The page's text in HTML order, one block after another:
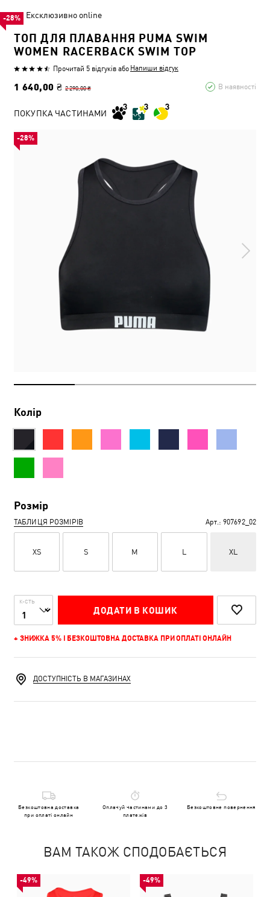
Ексклюзивно online
ТОП ДЛЯ ПЛАВАННЯ PUMA SWIM
WOMEN RACERBACK SWIM TOP
Прочитай 5 відгуків або Напиши відгук
1 640,00 ₴ 2 290,00 ₴ В наявності
-28%
ПОКУПКА ЧАСТИНАМИ
Колір
Розмір
ТАБЛИЦЯ РОЗМІРІВ Арт.: 907692_02
XS S M L XL
К-СТЬ
ДОДАТИ В КОШИК
+ ЗНИЖКА 5% І БЕЗКОШТОВНА ДОСТАВКА ПРИ ОПЛАТІ ОНЛАЙН
-28%
ДОСТУПНІСТЬ В МАГАЗИНАХ
Безкоштовна доставка
при оплаті онлайн
Оплачуй частинами до 3
платежів
Безкоштовне повернення
ВАМ ТАКОЖ СПОДОБАЄТЬСЯ
-49% -49%